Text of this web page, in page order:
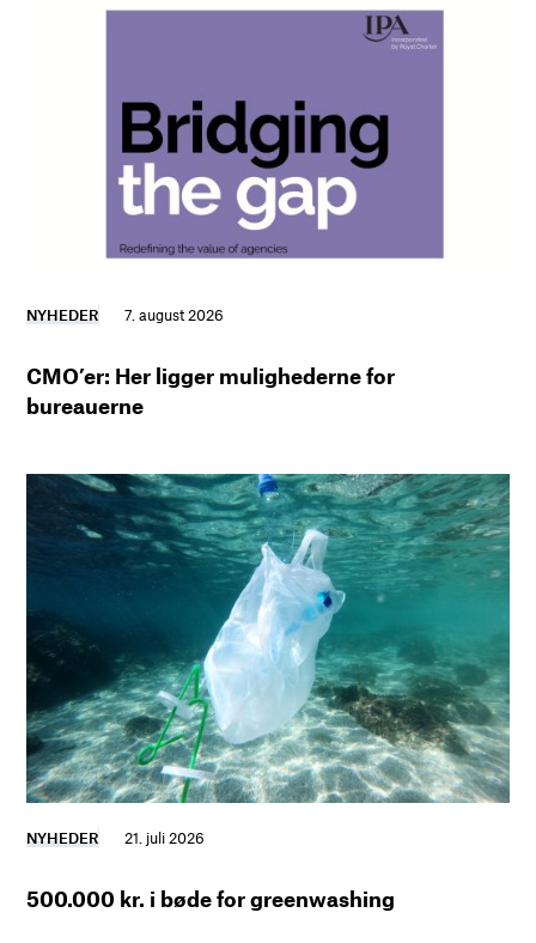
NYHEDER 7. august 2026
CMO’er: Her ligger mulighederne for
bureauerne
NYHEDER 21. juli 2026
500.000 kr. i bøde for greenwashing